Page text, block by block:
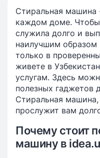
Стиральная машина
каждом доме.
служила долго и
наилучшим образом
только в
живете в
услугам. Здесь
полезных гаджетов
Стиральная машина,
прослужит вам
Почему стоит
машину в